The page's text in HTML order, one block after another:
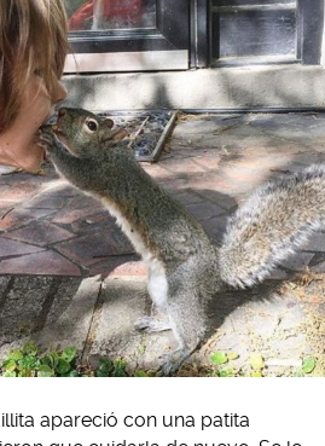
apareció con una patita